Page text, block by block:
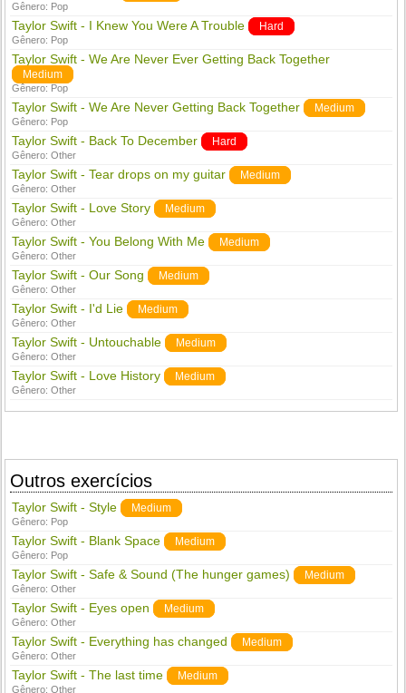
Gênero: Pop
Taylor Swift - I Knew You Were A Trouble Hard
Gênero: Pop
Taylor Swift - We Are Never Ever Getting Back Together
Medium
Gênero: Pop
Taylor Swift - We Are Never Getting Back Together Medium
Gênero: Pop
Taylor Swift - Back To December Hard
Gênero:Other
Taylor Swift - Tear drops on my guitar Medium
Gênero:Other
Taylor Swift - Love Story Medium
Gênero:Other
Taylor Swift - You Belong With Me Medium
Gênero:Other
Taylor Swift - Our Song Medium
Gênero:Other
Taylor Swift - I'd Lie Medium
Gênero:Other
Taylor Swift - Untouchable Medium
Gênero:Other
Taylor Swift - Love History Medium
Gênero:Other
Outros exercícios
Taylor Swift - Style Medium
Gênero: Pop
Taylor Swift - Blank Space Medium
Gênero: Pop
Taylor Swift - Safe & Sound (The hunger games) Medium
Gênero:Other
Taylor Swift - Eyes open Medium
Gênero:Other
Taylor Swift - Everything has changed Medium
Gênero:Other
Taylor Swift - The last time Medium
Gênero:Other